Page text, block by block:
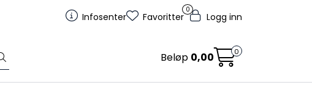
Infosenter
0
Favoritter Logg inn
Beløp 0,00 0